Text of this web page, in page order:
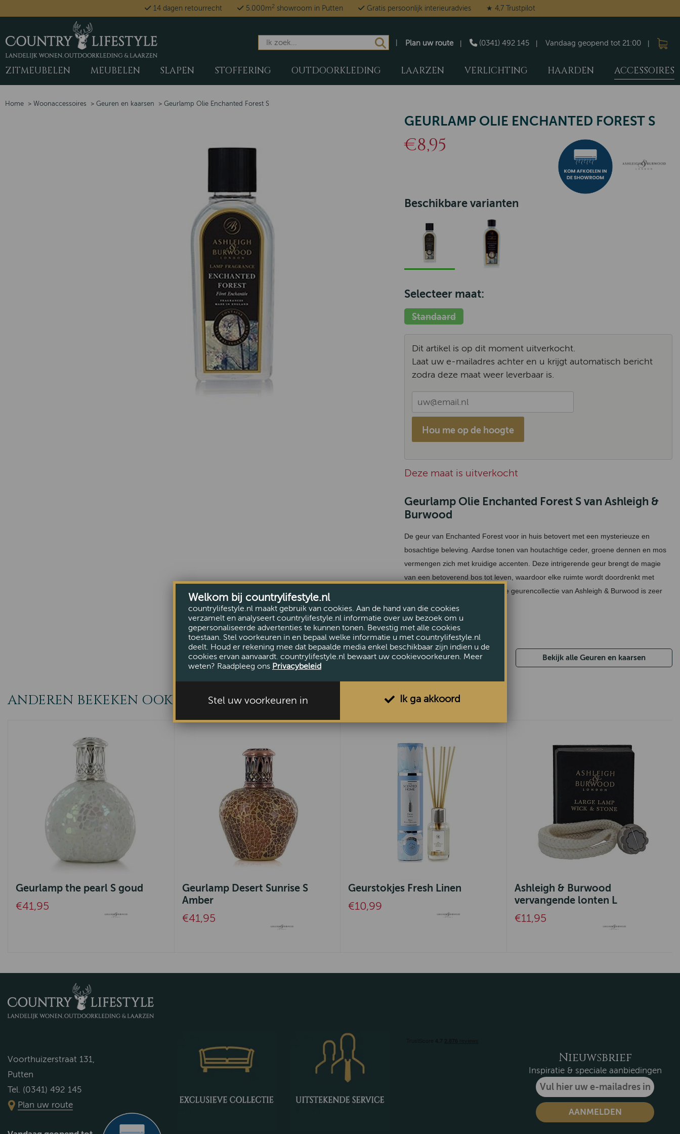
14 dagen retourrecht 5.000m2 showroom in Putten Gratis persoonlijk interieuradvies ★ 4,7 Trustpilot
Vandaag geopend tot 21:00
(0341) 492 145
Plan uw route
ZITMEUBELEN MEUBELEN SLAPEN STOFFERING OUTDOORKLEDING LAARZEN VERLICHTING HAARDEN ACCESSOIRES
Home > Woonaccessoires > Geuren en kaarsen > Geurlamp Olie Enchanted Forest S
GEURLAMP OLIE ENCHANTED FOREST S
€8,95
Beschikbare varianten
Selecteer maat:
Standaard
Dit artikel is op dit moment uitverkocht.
Laat uw e-mailadres achter en u krijgt automatisch bericht
zodra deze maat weer leverbaar is.
Hou me op de hoogte
Deze maat is uitverkocht
Geurlamp Olie Enchanted Forest S van Ashleigh &
Burwood
De geur van Enchanted Forest voor in huis betovert met een mysterieuze en
bosachtige beleving. Aardse tonen van houtachtige ceder, groene dennen en mos
vermengen zich met kruidige accenten. Deze intrigerende geur brengt de magie
van een betoverend bos tot leven, waardoor elke ruimte wordt doordrenkt met
natuurlijke pracht en mystiek. De geurencollectie van Ashleigh & Burwood is zeer
uitgebreid.
250ml
Bekijk alle Geuren en kaarsen
ANDEREN BEKEKEN OOK
Geurlamp the pearl S goud
€41,95
Geurlamp Desert Sunrise S
Amber
€41,95
Geurstokjes Fresh Linen
€10,99
Ashleigh & Burwood
vervangende lonten L
€11,95
Voorthuizerstraat 131,
Putten
Tel. (0341) 492 145
Plan uw route
Nieuwsbrief
Inspiratie & speciale aanbiedingen
Welkom bij countrylifestyle.nl
countrylifestyle.nl maakt gebruik van cookies. Aan de hand van die cookies
verzamelt en analyseert countrylifestyle.nl informatie over uw bezoek om u
gepersonaliseerde advertenties te kunnen tonen. Bevestig met alle cookies
toestaan. Stel voorkeuren in en bepaal welke informatie u met countrylifestyle.nl
deelt. Houd er rekening mee dat bepaalde media enkel beschikbaar zijn indien u de
cookies ervan aanvaardt. countrylifestyle.nl bewaart uw cookievoorkeuren. Meer
weten? Raadpleeg ons Privacybeleid
Stel uw voorkeuren in Ik ga akkoord